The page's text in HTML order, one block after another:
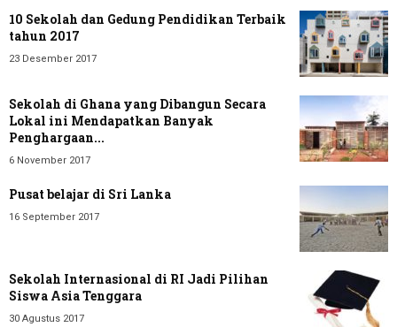
10 Sekolah dan Gedung Pendidikan Terbaik
tahun 2017
23 Desember 2017
Sekolah di Ghana yang Dibangun Secara
Lokal ini Mendapatkan Banyak
Penghargaan...
6 November 2017
Pusat belajar di Sri Lanka
16 September 2017
Sekolah Internasional di RI Jadi Pilihan
Siswa Asia Tenggara
30 Agustus 2017